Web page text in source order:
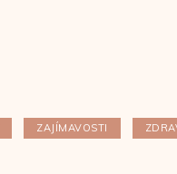
ZAJÍMAVOSTI